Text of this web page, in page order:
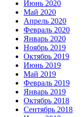
Июнь 2020
Май 2020
Апрель 2020
Февраль 2020
Январь 2020
Ноябрь 2019
Октябрь 2019
Июнь 2019
Май 2019
Февраль 2019
Январь 2019
Октябрь 2018
Сентябрь 2018